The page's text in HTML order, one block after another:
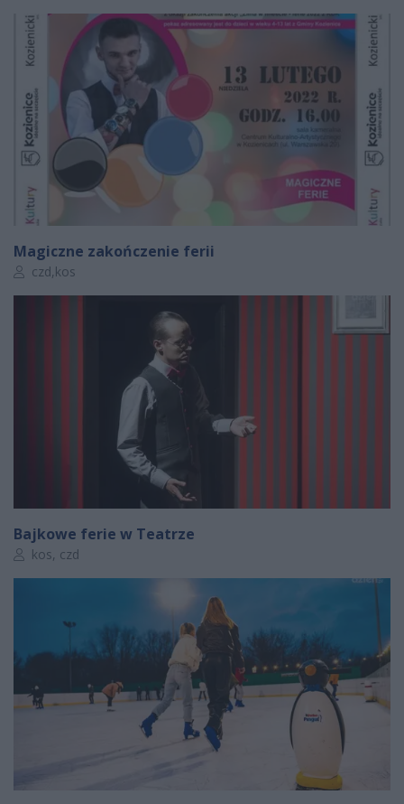
Magiczne zakończenie ferii
Autor artykułu:
czd,kos
Bajkowe ferie w Teatrze
Autor artykułu:
kos, czd